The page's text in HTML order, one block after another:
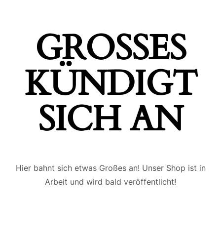
GROSSES K
ÜNDIGT S
ICH AN
Hier bahnt sich etwas Großes an! Unser Shop ist in
Arbeit und wird bald veröffentlicht!